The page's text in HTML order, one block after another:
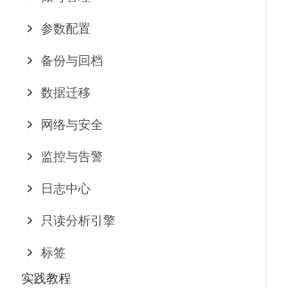
参数配置
备份与回档
数据迁移
网络与安全
监控与告警
日志中心
只读分析引擎
标签
实践教程